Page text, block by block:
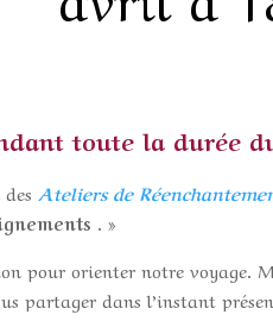
toute la durée
Ateliers de
. »
pour orienter notre voyage.
partager dans l’instant